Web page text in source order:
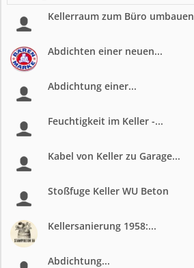
Kellerraum zum Büro umbauen
Abdichten einer neuen...
Abdichtung einer...
Feuchtigkeit im Keller -...
Kabel von Keller zu Garage...
Stoßfuge Keller WU Beton
Kellersanierung 1958:...
Abdichtung...